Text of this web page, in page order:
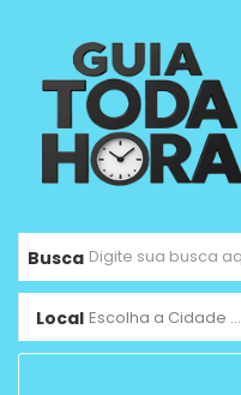
Busca
Local Escolha a Cidade ...